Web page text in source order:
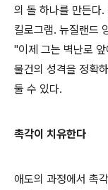
의 돌 하나를 만든다
킬로그램. 뉴질랜드
"이제 그는 벽난로
물건의 성격을 정확
둘 수 있다.
촉각이 치유한다
애도의 과정에서 촉